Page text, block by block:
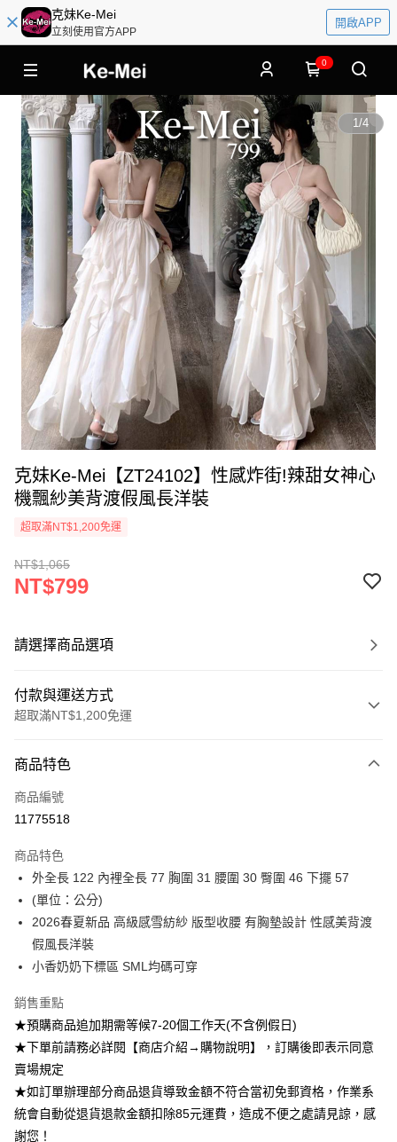
克妹Ke-Mei
立刻使用官方APP
開啟APP
0
1/4
克妹Ke-Mei【ZT24102】性感炸街!辣甜女神心
機飄紗美背渡假風長洋裝
超取滿NT$1,200免運
NT$1,065
NT$799
請選擇商品選項
付款與運送方式
超取滿NT$1,200免運
信用卡一次付款
超商取貨付款
ATM付款
運送方式
全家付款取貨
每筆NT$85，滿NT$1,200(含以上)免運費
付款後全家取貨
每筆NT$85，滿NT$1,200(含以上)免運費
每筆NT$85，滿NT$1,200(含以上)免運費
付款後7-11取貨
商品特色
商品編號
11775518
商品特色
外全長 122 內裡全長 77 胸圍 31 腰圍 30 臀圍 46 下擺 57
(單位：公分)
2026春夏新品 高級感雪紡紗 版型收腰 有胸墊設計 性感美背渡
假風長洋裝
小香奶奶下標區 SML均碼可穿
銷售重點
★預購商品追加期需等候7-20個工作天(不含例假日)
★下單前請務必詳閱【商店介紹→購物說明】，訂購後即表示同意
賣場規定
★如訂單辦理部分商品退貨導致金額不符合當初免郵資格，作業系
統會自動從退貨退款金額扣除85元運費，造成不便之處請見諒，感
謝您！